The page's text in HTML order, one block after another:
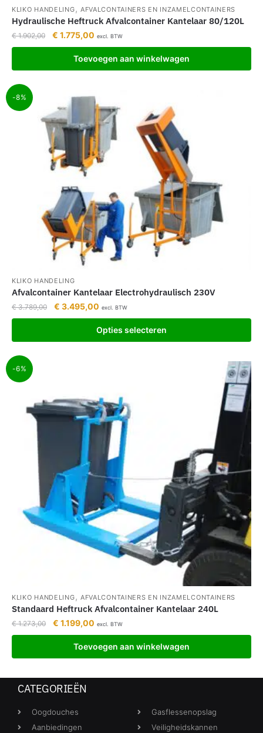
KLIKO HANDELING, AFVALCONTAINERS EN INZAMELCONTAINERS
Hydraulische Heftruck Afvalcontainer Kantelaar 80/120L
€1.902,00 € 1.775,00 excl. BTW
Toevoegen aan winkelwagen
-8%
KLIKO HANDELING
Afvalcontainer Kantelaar Electrohydraulisch 230V
€3.789,00 € 3.495,00 excl. BTW
Opties selecteren
-6%
KLIKO HANDELING, AFVALCONTAINERS EN INZAMELCONTAINERS
Standaard Heftruck Afvalcontainer Kantelaar 240L
€1.273,00 € 1.199,00 excl. BTW
Toevoegen aan winkelwagen
CATEGORIEËN
Oogdouches
Aanbiedingen
Gasflessenopslag
Veiligheidskannen